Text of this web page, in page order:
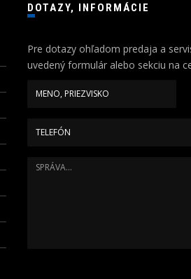
DOTAZY, INFORMÁCIE
Pre dotazy ohľadom predaja a
uvedený formulár alebo sekciu na